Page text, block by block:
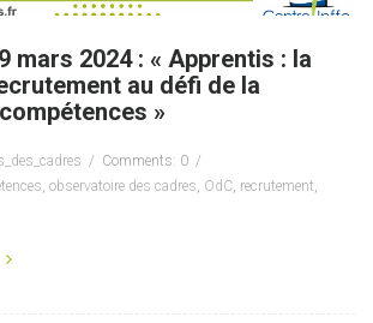
mars 2024 : « Apprentis : la
au défi de la
»
Comments: 0
, observatoire des cadres, OdC, recrutement,